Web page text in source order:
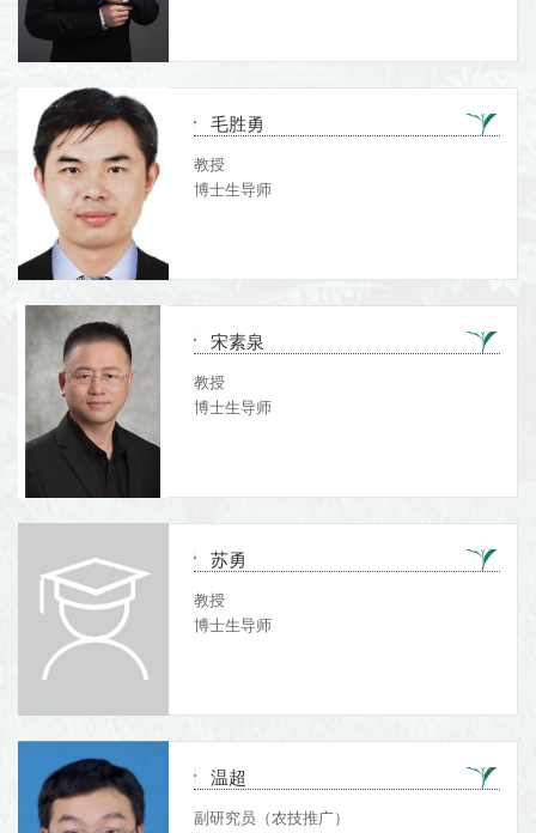
毛胜勇
教授
博士生导师
宋素泉
教授
博士生导师
苏勇
教授
博士生导师
温超
副研究员（农技推广）